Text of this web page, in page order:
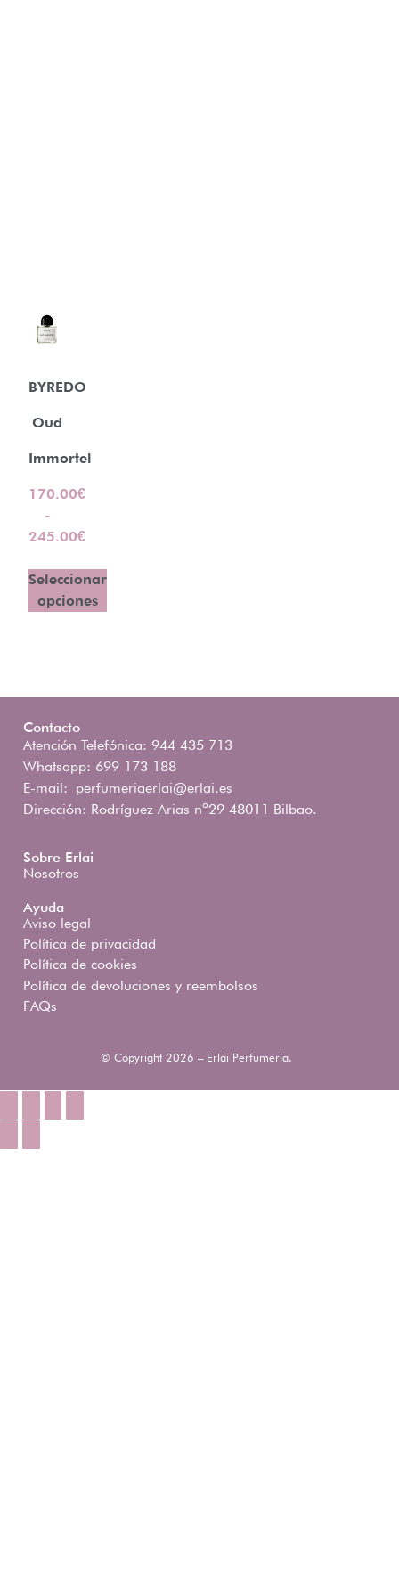
BYREDO
Oud
Immortel
170.00€
-
245.00€
Seleccionar
opciones
Contacto
Atención Telefónica: 944 435 713
Whatsapp: 699 173 188
E-mail: perfumeriaerlai@erlai.es
Dirección: Rodríguez Arias nº29 48011 Bilbao.
Sobre Erlai
Nosotros
Ayuda
Aviso legal
Política de privacidad
Política de cookies
Política de devoluciones y reembolsos
FAQs
© Copyright 2026 – Erlai Perfumería.